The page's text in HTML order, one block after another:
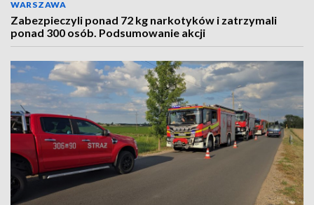
WARSZAWA
Zabezpieczyli ponad 72 kg narkotyków i zatrzymali
ponad 300 osób. Podsumowanie akcji